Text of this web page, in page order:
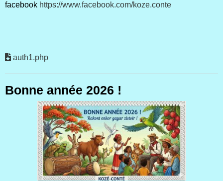
facebook https://www.facebook.com/koze.conte
auth1.php
Bonne année 2026 !